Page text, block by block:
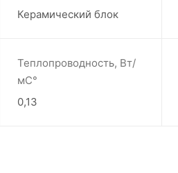
Керамический блок
Теплопроводность, Вт/
мС°
0,13